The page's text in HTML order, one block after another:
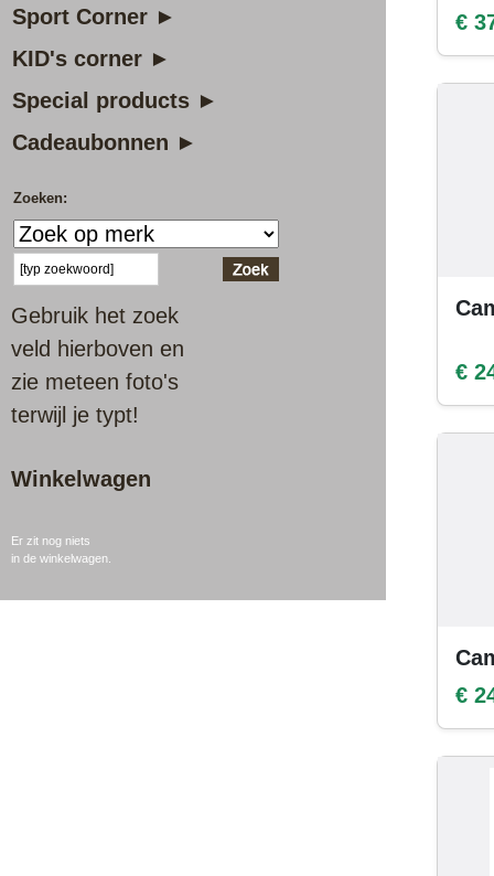
Sport Corner ►
KID's corner ►
Special products ►
Cadeaubonnen ►
Zoeken:
Gebruik het zoek
veld hierboven en
zie meteen foto's
terwijl je typt!
Winkelwagen
Er zit nog niets
in de winkelwagen.
€
€
€